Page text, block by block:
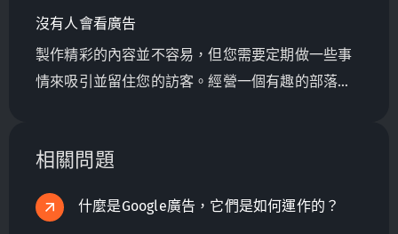
沒有人會看廣告
製作精彩的內容並不容易，但您需要定期做一些事
情來吸引並留住您的訪客。經營一個有趣的部落格
相關問題
什麼是Google廣告，它們是如何運作的？